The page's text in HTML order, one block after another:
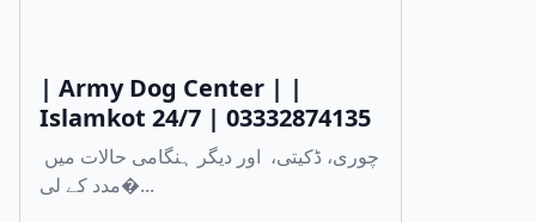
| Army Dog Center | |
Islamkot 24/7 | 03332874135
مدد کے لی�...